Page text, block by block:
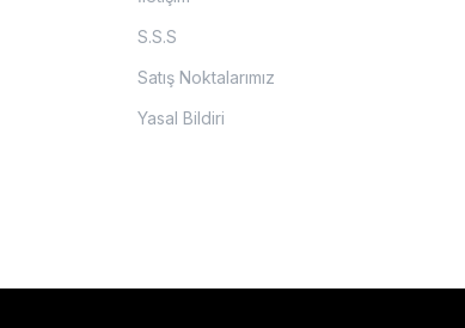
S.S.S
Satış Noktalarımız
Yasal Bildiri